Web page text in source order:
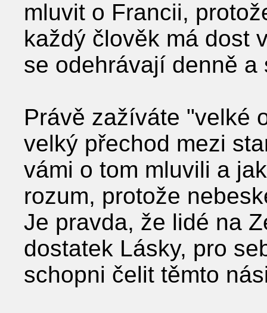
mluvit o Francii,
každý člověk má dost
se odehrávají denně
Právě zažíváte "velké
velký přechod mezi
vámi o tom mluvili a
rozum, protože
Je pravda, že lidé na
dostatek Lásky, pro
schopni čelit těmto